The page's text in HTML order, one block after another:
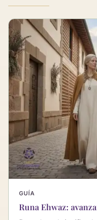
GUÍA
Runa Ehwaz: